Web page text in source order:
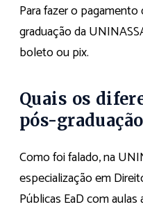
Para fazer o
graduação da
boleto ou pix.
Quais os
pós-
Como foi falado, na
especialização em
Públicas EaD com